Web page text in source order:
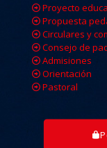
Proyecto
Propuesta
Circulares y
Consejo de
Admisiones
Orientación
Pastoral